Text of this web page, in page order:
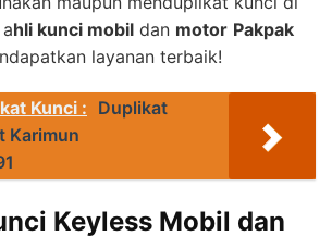
hli kunci mobil dan motor Pakpak
layanan terbaik!
Kunci : Duplikat
Karimun
Keyless Mobil dan